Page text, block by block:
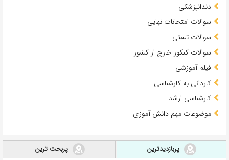
دندانپزشکی
سوالات امتحانات نهایی
سوالات تستی
سوالات کنکور خارج از کشور
فیلم آموزشی
کاردانی به کارشناسی
کارشناسی ارشد
موضوعات مهم دانش آموزی
پربازدیدترین پربحث ترین